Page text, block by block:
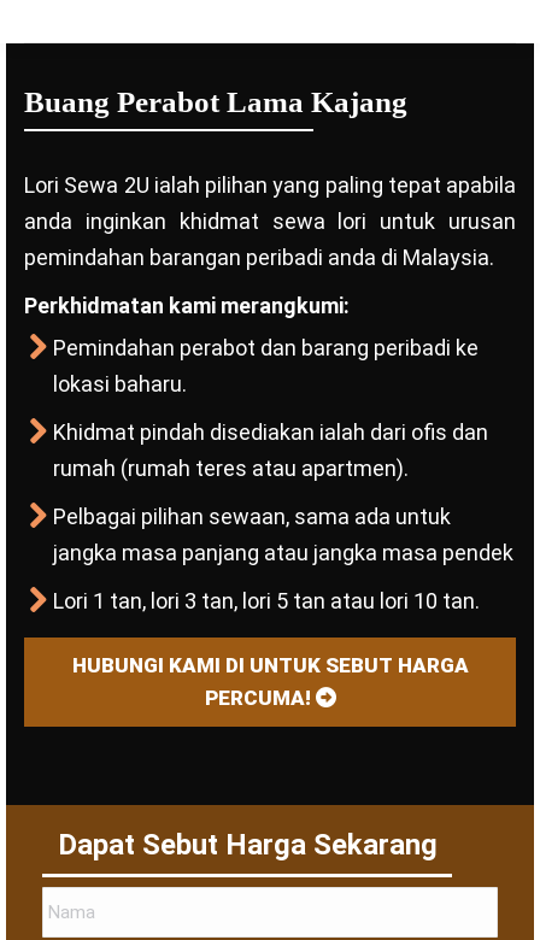
Buang Perabot Lama Kajang
Lori Sewa 2U ialah pilihan yang paling tepat apabila
anda inginkan khidmat sewa lori untuk urusan
pemindahan barangan peribadi anda di Malaysia.
Perkhidmatan kami merangkumi:
Pemindahan perabot dan barang peribadi ke
lokasi baharu.
Khidmat pindah disediakan ialah dari ofis dan
rumah (rumah teres atau apartmen).
Pelbagai pilihan sewaan, sama ada untuk
jangka masa panjang atau jangka masa pendek
Lori 1 tan, lori 3 tan, lori 5 tan atau lori 10 tan.
HUBUNGI KAMI DI UNTUK SEBUT HARGA
PERCUMA!
Dapat Sebut Harga Sekarang